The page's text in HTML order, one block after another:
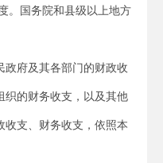
。国务院和县级以上地方
政府及其各部门的财政收
织的财务收支，以及其他
收支、财务收支，依照本